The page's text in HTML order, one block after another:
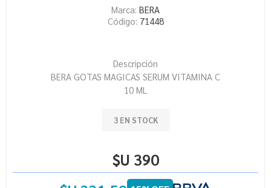
Marca: BERA
Código: 71448
Descripción
BERA GOTAS MAGICAS SERUM VITAMINA C
10 ML
3 EN STOCK
$U 390